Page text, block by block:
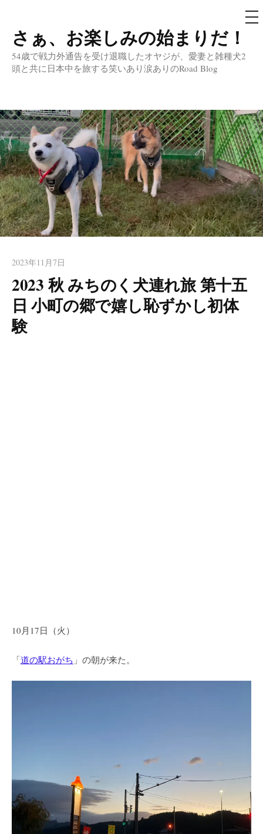
コ
ン
テ
へ
ス
キ
ッ
プ
さぁ、お楽しみの始まりだ！
54歳で戦力外通告を受け退職したオヤジが、愛妻と雑種犬2
頭と共に日本中を旅する笑いあり涙ありのRoad Blog
メ
ニ
2023年11月7日
2023 秋 みちのく犬連れ旅 第十五
日 小町の郷で嬉し恥ずかし初体
験
10月17日（火）
「道の駅おがち 」の朝が来た。